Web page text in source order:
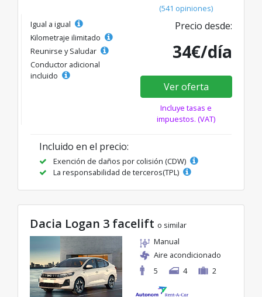
(541 opiniones)
Igual a igual
Kilometraje ilimitado
Reunirse y Saludar
Conductor adicional
incluido
Precio desde:
34€/día
Ver oferta
Incluye tasas e
impuestos. (VAT)
Incluido en el precio:
Exención de daños por colisión (CDW)
La responsabilidad de terceros(TPL)
Dacia Logan 3 facelift o similar
Manual
Aire acondicionado
5
4 2